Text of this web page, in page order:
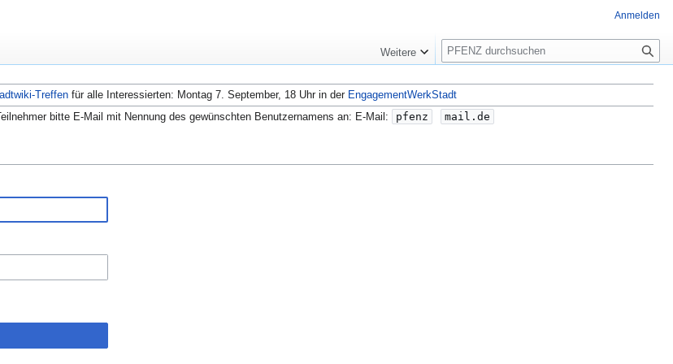
Treffen für alle Interessierten: Montag 7. September, 18 Uhr in der EngagementWerkStadt
bitte E-Mail mit Nennung des gewünschten Benutzernamens an: E-Mail:
pfenz mail.de
Anmelden
Weitere
S
u
c
h
e